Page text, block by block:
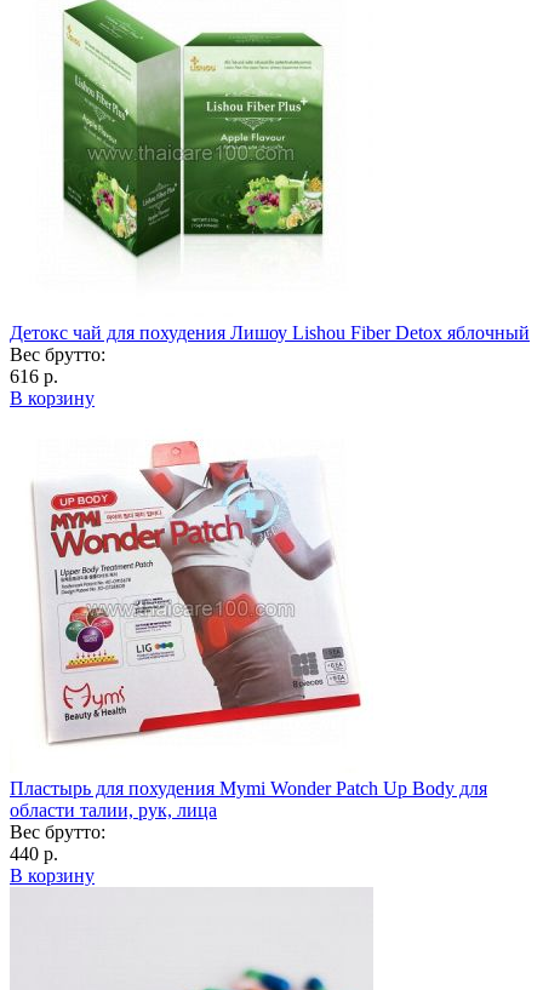
Детокс чай для похудения Лишоу Lishou Fiber Detox яблочный
Вес брутто:
616 р.
В корзину
Пластырь для похудения Mymi Wonder Patch Up Body для
области талии, рук, лица
Вес брутто:
440 р.
В корзину